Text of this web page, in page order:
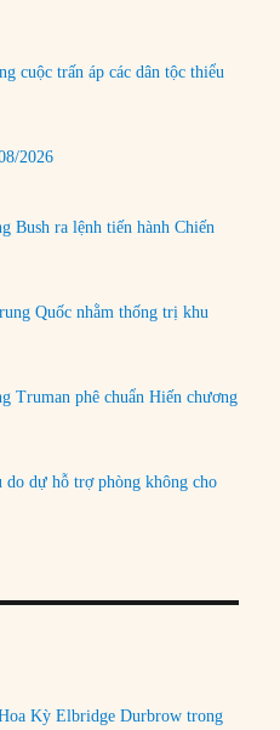
cuộc trấn áp các dân tộc thiểu
2026
Bush ra lệnh tiến hành Chiến
Quốc nhằm thống trị khu
Truman phê chuẩn Hiến chương
dự hỗ trợ phòng không cho
Kỳ Elbridge Durbrow trong